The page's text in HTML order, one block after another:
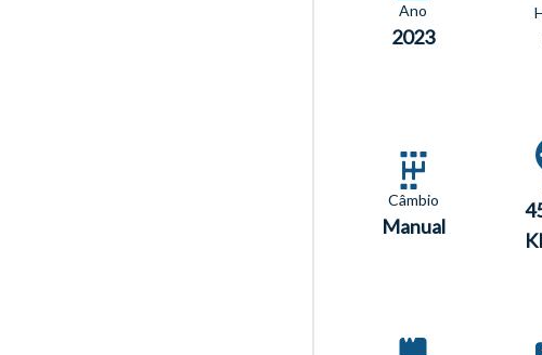
Ano
2023
Câmbio
Manual